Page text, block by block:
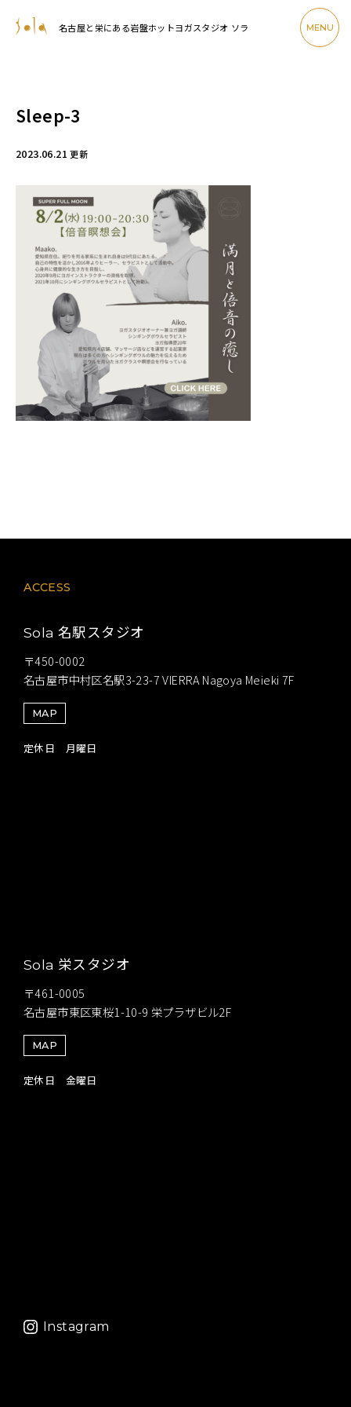
名古屋と栄にある岩盤ホットヨガスタジオ ソラ MENU
Sleep-3
2023.06.21更新
ACCESS
Sola 名駅スタジオ
〒450-0002
名古屋市中村区名駅3-23-7 VIERRA Nagoya Meieki 7F
MAP
定休日 月曜日
Sola 栄スタジオ
〒461-0005
名古屋市東区東桜1-10-9 栄プラザビル2F
MAP
定休日 金曜日
Instagram